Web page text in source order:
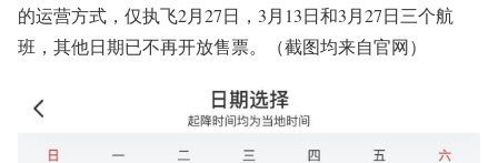
的运营方式，仅执飞2月27日，3月13日和3月27日三个航
班，其他日期已不再开放售票。（截图均来自官网）